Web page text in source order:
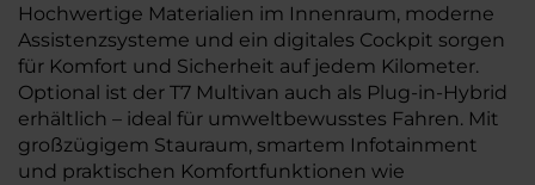
Hochwertige Materialien im Innenraum, moderne
Assistenzsysteme und ein digitales Cockpit sorgen
für Komfort und Sicherheit auf jedem Kilometer.
Optional ist der T7 Multivan auch als Plug-in-Hybrid
erhältlich – ideal für umweltbewusstes Fahren. Mit
großzügigem Stauraum, smartem Infotainment
und praktischen Komfortfunktionen wie